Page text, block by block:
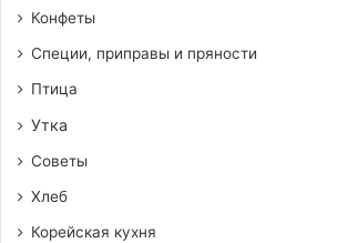
Конфеты
Специи, приправы и пряности
Птица
Утка
Советы
Хлеб
Корейская кухня